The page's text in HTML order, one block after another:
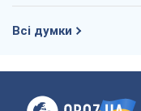
Всі думки